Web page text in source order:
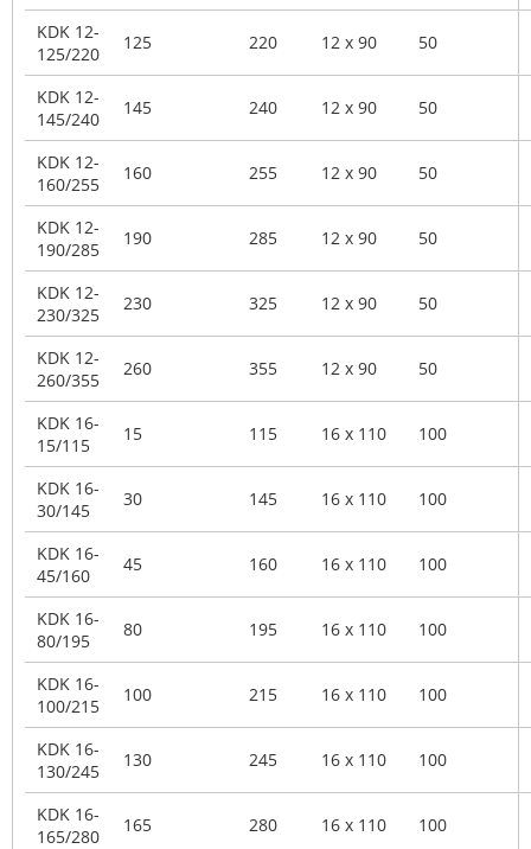
KDK 12-
125/220
125 220 12 x 90 50
KDK 12-
145/240
145 240 12 x 90 50
KDK 12-
160/255
160 255 12 x 90 50
KDK 12-
190/285
190 285 12 x 90 50
KDK 12-
230/325
230 325 12 x 90 50
KDK 12-
260/355
260 355 12 x 90 50
KDK 16-
15/115
15 115 16 x 110 100
KDK 16-
30/145
30 145 16 x 110 100
KDK 16-
45/160
45 160 16 x 110 100
KDK 16-
80/195
80 195 16 x 110 100
KDK 16-
100/215
100 215 16 x 110 100
KDK 16-
130/245
130 245 16 x 110 100
KDK 16-
165/280
165 280 16 x 110 100